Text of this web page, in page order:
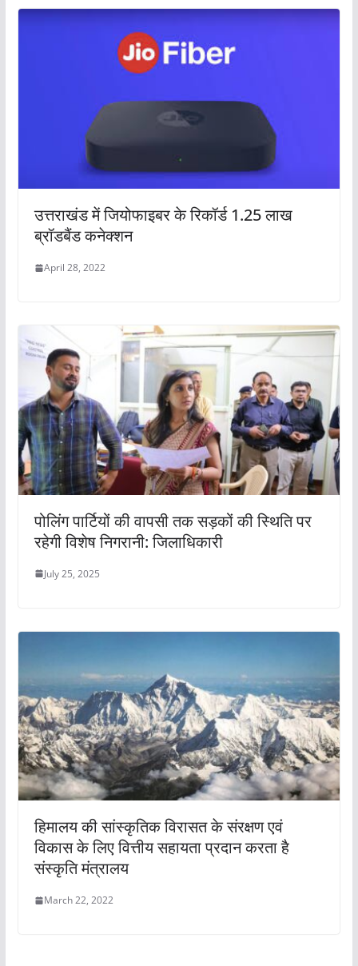
उत्तराखंड में जियोफाइबर के रिकॉर्ड 1.25 लाख
ब्रॉडबैंड कनेक्शन
April 28, 2022
पोलिंग पार्टियों की वापसी तक सड़कों की स्थिति पर
रहेगी विशेष निगरानी: जिलाधिकारी
July 25, 2025
हिमालय की सांस्कृतिक विरासत के संरक्षण एवं
विकास के लिए वित्तीय सहायता प्रदान करता है
संस्कृति मंत्रालय
March 22, 2022